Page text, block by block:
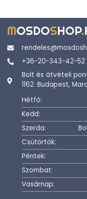
MOSDOSHOP.
+36-20-343-42-52
Bolt és átvételi
1162. Budapest,
Hétfő:
Kedd:
Szerda:
Csütörtök:
Péntek:
Szombat:
Vasárnap: